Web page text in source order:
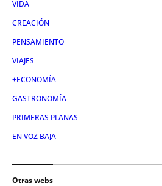
VIDA
CREACIÓN
PENSAMIENTO
VIAJES
+ECONOMÍA
GASTRONOMÍA
PRIMERAS PLANAS
EN VOZ BAJA
Otras webs